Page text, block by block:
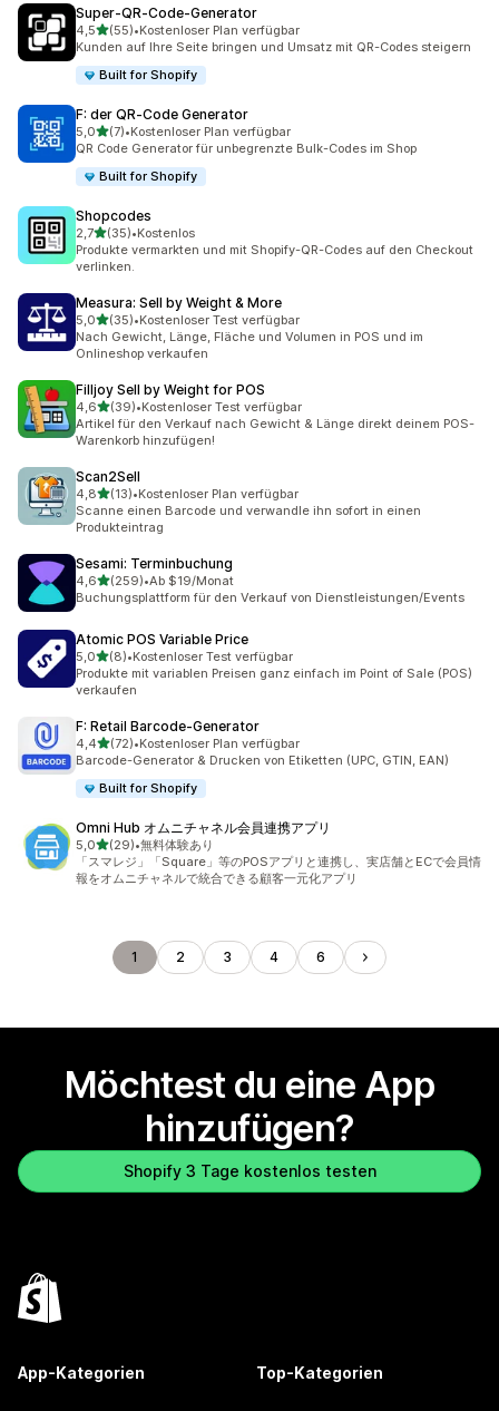
Super‑QR‑Code‑Generator
4,5von 5 Sternen
(55)
55 Rezensionen insgesamt
•Kostenloser Plan verfügbar
Kunden auf Ihre Seite bringen und Umsatz mit QR-Codes steigern
Built for Shopify
F: der QR‑Code Generator
5,0von 5 Sternen
(7)
7 Rezensionen insgesamt
•Kostenloser Plan verfügbar
QR Code Generator für unbegrenzte Bulk-Codes im Shop
Built for Shopify
Shopcodes
2,7von 5 Sternen
(35)
35 Rezensionen insgesamt
•Kostenlos
Produkte vermarkten und mit Shopify-QR-Codes auf den Checkout
verlinken.
Measura: Sell by Weight & More
5,0von 5 Sternen
(35)
35 Rezensionen insgesamt
•Kostenloser Test verfügbar
Nach Gewicht, Länge, Fläche und Volumen in POS und im
Onlineshop verkaufen
Filljoy Sell by Weight for POS
4,6von 5 Sternen
(39)
39 Rezensionen insgesamt
•Kostenloser Test verfügbar
Artikel für den Verkauf nach Gewicht & Länge direkt deinem POS-
Warenkorb hinzufügen!
Scan2Sell
4,8von 5 Sternen
(13)
13 Rezensionen insgesamt
•Kostenloser Plan verfügbar
Scanne einen Barcode und verwandle ihn sofort in einen
Produkteintrag
Sesami: Terminbuchung
4,6von 5 Sternen
(259)
259 Rezensionen insgesamt
•Ab $19/Monat
Buchungsplattform für den Verkauf von Dienstleistungen/Events
Atomic POS Variable Price
5,0von 5 Sternen
(8)
8 Rezensionen insgesamt
•Kostenloser Test verfügbar
Produkte mit variablen Preisen ganz einfach im Point of Sale (POS)
verkaufen
F: Retail Barcode‑Generator
4,4von 5 Sternen
(72)
72 Rezensionen insgesamt
•Kostenloser Plan verfügbar
Barcode-Generator & Drucken von Etiketten (UPC, GTIN, EAN)
Built for Shopify
Omni Hub オムニチャネル会員連携アプリ
5,0von 5 Sternen
(29)
29 Rezensionen insgesamt
•無料体験あり
「スマレジ」「Square」等のPOSアプリと連携し、実店舗とECで会員情
報をオムニチャネルで統合できる顧客一元化アプリ
1 2 3 4 6
Möchtest du eine App
hinzufügen?
Shopify 3 Tage kostenlos testen
App-Kategorien Top-Kategorien